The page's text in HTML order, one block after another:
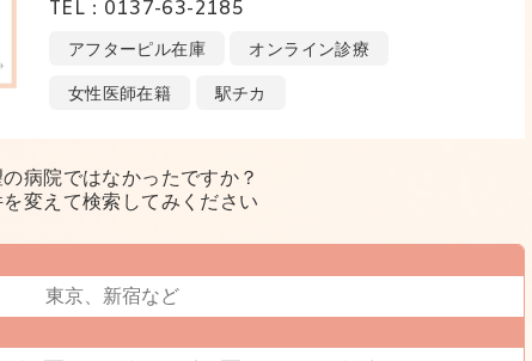
TEL：0137-63-2185
アフターピル在庫
オンライン診療
女性医師在籍
駅チカ
病院ではなかったですか？
変えて検索してみください